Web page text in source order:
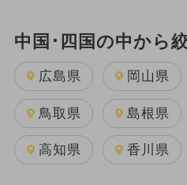
中国･四国の中から
広島県 岡山県
鳥取県 島根県
高知県 香川県